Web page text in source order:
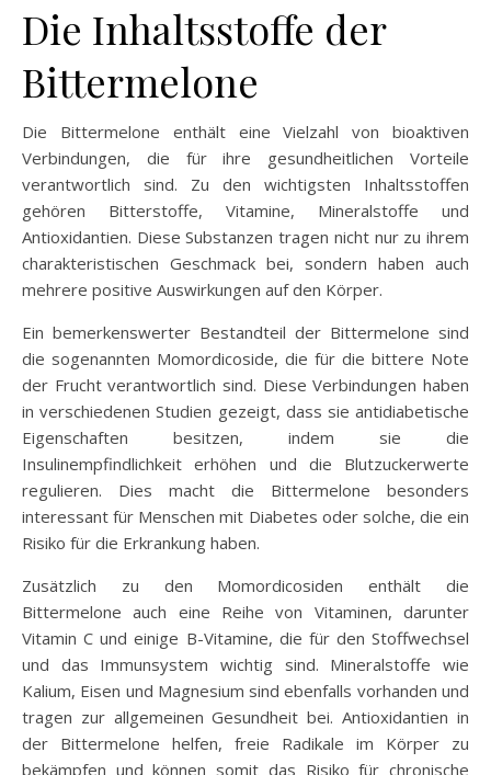
Die Inhaltsstoffe der
Bittermelone
Die Bittermelone enthält eine Vielzahl von bioaktiven
Verbindungen, die für ihre gesundheitlichen Vorteile
verantwortlich sind. Zu den wichtigsten Inhaltsstoffen
gehören Bitterstoffe, Vitamine, Mineralstoffe und
Antioxidantien. Diese Substanzen tragen nicht nur zu ihrem
charakteristischen Geschmack bei, sondern haben auch
mehrere positive Auswirkungen auf den Körper.
Ein bemerkenswerter Bestandteil der Bittermelone sind
die sogenannten Momordicoside, die für die bittere Note
der Frucht verantwortlich sind. Diese Verbindungen haben
in verschiedenen Studien gezeigt, dass sie antidiabetische
Eigenschaften besitzen, indem sie die
Insulinempfindlichkeit erhöhen und die Blutzuckerwerte
regulieren. Dies macht die Bittermelone besonders
interessant für Menschen mit Diabetes oder solche, die ein
Risiko für die Erkrankung haben.
Zusätzlich zu den Momordicosiden enthält die
Bittermelone auch eine Reihe von Vitaminen, darunter
Vitamin C und einige B-Vitamine, die für den Stoffwechsel
und das Immunsystem wichtig sind. Mineralstoffe wie
Kalium, Eisen und Magnesium sind ebenfalls vorhanden und
tragen zur allgemeinen Gesundheit bei. Antioxidantien in
der Bittermelone helfen, freie Radikale im Körper zu
bekämpfen und können somit das Risiko für chronische